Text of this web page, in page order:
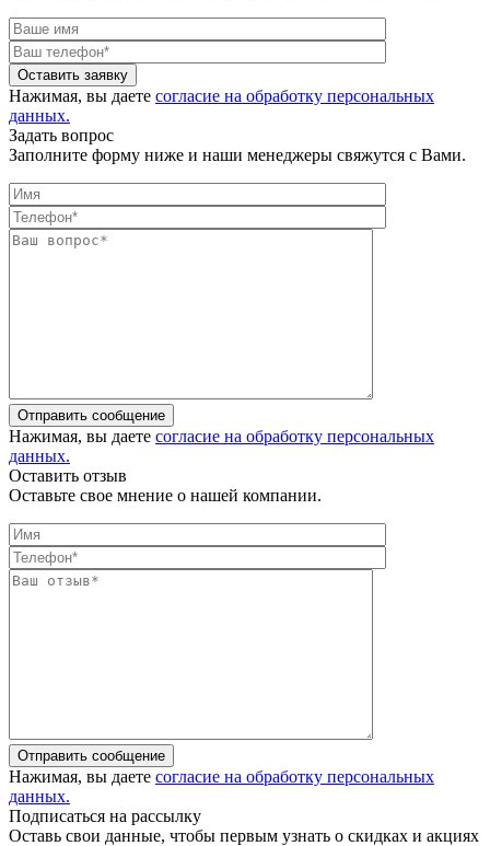
Оставить заявку
Нажимая, вы даете согласие на обработку персональных
данных.
Задать вопрос
Заполните форму ниже и наши менеджеры свяжутся с Вами.
Отправить сообщение
Нажимая, вы даете согласие на обработку персональных
данных.
Оставить отзыв
Оставьте свое мнение о нашей компании.
Отправить сообщение
Нажимая, вы даете согласие на обработку персональных
данных.
Подписаться на рассылку
Оставь свои данные, чтобы первым узнать о скидках и акциях